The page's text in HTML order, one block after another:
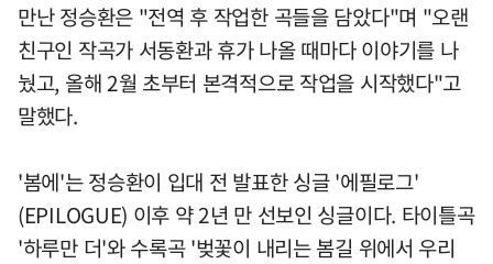
만난 정승환은 "전역 후 작업한 곡들을 담았다"며 "오랜
친구인 작곡가 서동환과 휴가 나올 때마다 이야기를 나
눴고, 올해 2월 초부터 본격적으로 작업을 시작했다"고
말했다.
'봄에'는 정승환이 입대 전 발표한 싱글 '에필로그'
(EPILOGUE) 이후 약 2년 만 선보인 싱글이다. 타이틀곡
'하루만 더'와 수록곡 '벚꽃이 내리는 봄길 위에서 우리